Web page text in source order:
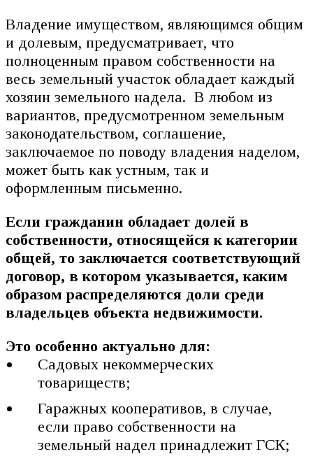
Владение имуществом, являющимся общим
и долевым, предусматривает, что
полноценным правом собственности на
весь земельный участок обладает каждый
хозяин земельного надела. В любом из
вариантов, предусмотренном земельным
законодательством, соглашение,
заключаемое по поводу владения наделом,
может быть как устным, так и
оформленным письменно.
Если гражданин обладает долей в
собственности, относящейся к категории
общей, то заключается соответствующий
договор, в котором указывается, каким
образом распределяются доли среди
владельцев объекта недвижимости.
Это особенно актуально для:
Садовых некоммерческих
товариществ;
Гаражных кооперативов, в случае,
если право собственности на
земельный надел принадлежит ГСК;